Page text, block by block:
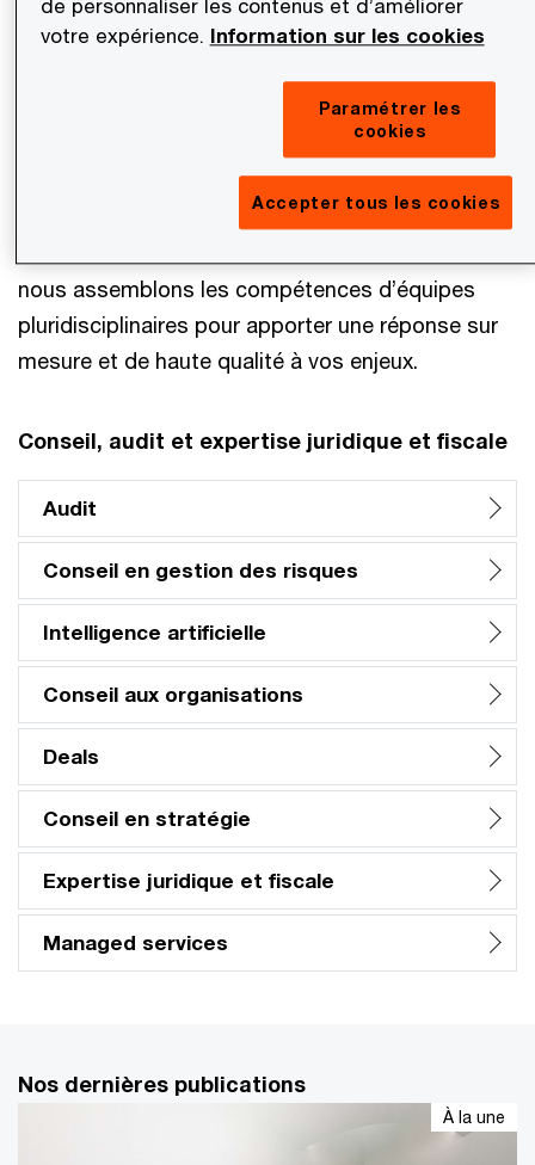
Des solutions pour répondre à vos
Combinant l'ingéniosité humaine, l'expérience et
l'innovation technologique pour obtenir des
nous assemblons les compétences d’équipes
pluridisciplinaires pour apporter une réponse sur
mesure et de haute qualité à vos enjeux.
Conseil, audit et expertise juridique et fiscale
Audit
Conseil en gestion des risques
Intelligence artificielle
Conseil aux organisations
Deals
Conseil en stratégie
Expertise juridique et fiscale
Managed services
Nos dernières publications
À la une
de personnaliser les contenus et d’améliorer
votre expérience. Information sur les cookies
Paramétrer les
cookies
Accepter tous les cookies